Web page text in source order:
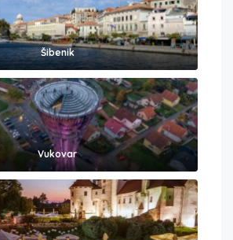
Šibenik
Vukovar